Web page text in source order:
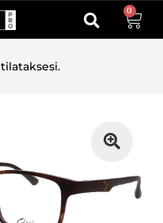
0
tilataksesi.